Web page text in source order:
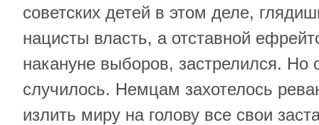
советских детей в этом деле,
нацисты власть, а отставной
накануне выборов, застрелился. Но
случилось. Немцам захотелось
излить миру на голову все свои